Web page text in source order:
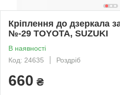
Кріплення до дзеркала
№-29 TOYOTA, SUZUKI
В наявності
Код: 24635
Роздріб
660 ₴